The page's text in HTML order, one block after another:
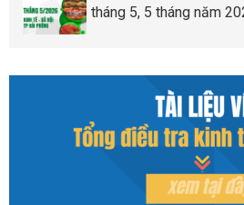
tháng 5, 5 tháng năm